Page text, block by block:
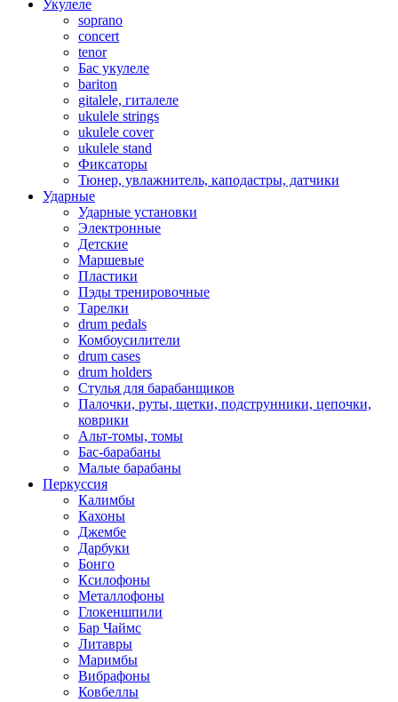
Укулеле
soprano
concert
tenor
Бас укулеле
bariton
gitalele, гиталеле
ukulele strings
ukulele cover
ukulele stand
Фиксаторы
Тюнер, увлажнитель, каподастры, датчики
Ударные
Ударные установки
Электронные
Детские
Маршевые
Пластики
Пэды тренировочные
Тарелки
drum pedals
Комбоусилители
drum cases
drum holders
Стулья для барабанщиков
Палочки, руты, щетки, подструнники, цепочки,
коврики
Альт-томы, томы
Бас-барабаны
Малые барабаны
Перкуссия
Калимбы
Кахоны
Джембе
Дарбуки
Бонго
Ксилофоны
Металлофоны
Глокеншпили
Бар Чаймс
Литавры
Маримбы
Вибрафоны
Ковбеллы